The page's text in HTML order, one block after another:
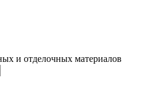
и отделочных материалов